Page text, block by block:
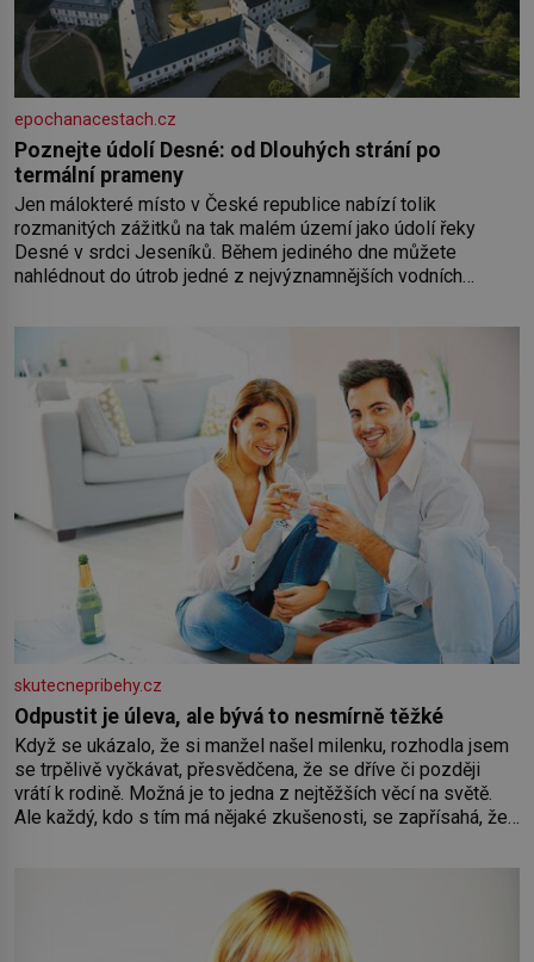
epochanacestach.cz
Poznejte údolí Desné: od Dlouhých strání po
termální prameny
Jen málokteré místo v České republice nabízí tolik
rozmanitých zážitků na tak malém území jako údolí řeky
Desné v srdci Jeseníků. Během jediného dne můžete
nahlédnout do útrob jedné z nejvýznamnějších vodních
koloběžce a den zakončit poznáváním památek ve Velkých
skutecnepribehy.cz
Odpustit je úleva, ale bývá to nesmírně těžké
Když se ukázalo, že si manžel našel milenku, rozhodla jsem
se trpělivě vyčkávat, přesvědčena, že se dříve či později
vrátí k rodině. Možná je to jedna z nejtěžších věcí na světě.
Ale každý, kdo s tím má nějaké zkušenosti, se zapřísahá, že